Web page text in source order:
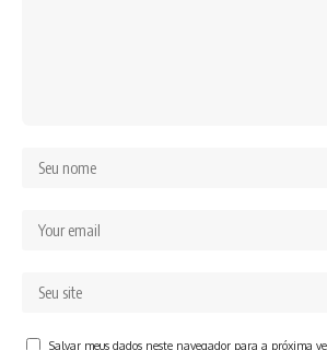
Salvar meus dados neste navegador para a próxima